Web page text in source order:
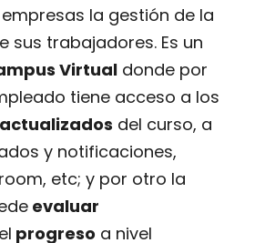
la gestión de la
sus trabajadores. Es un
Virtualdonde por
tiene acceso a los
del curso, a
y notificaciones,
etc; y por otro la
evaluar
el progreso a nivel